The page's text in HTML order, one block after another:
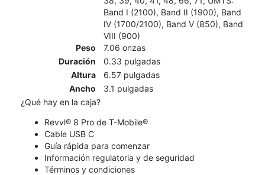
Band I (2100), Band II (1900), Band
IV (1700/2100), Band V (850), Band
VIII (900)
Peso
7.06 onzas
Duración
0.33 pulgadas
Altura
6.57 pulgadas
Ancho
3.1 pulgadas
¿Qué hay en la caja?
Revvl® 8 Pro de T-Mobile®
Cable USB C
Guía rápida para comenzar
Información regulatoria y de seguridad
Términos y condiciones